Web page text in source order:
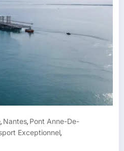
, Nantes, Pont Anne-De-
Exceptionnel,